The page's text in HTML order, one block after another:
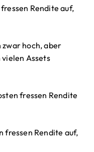
Rendite auf,
hoch, aber
Assets
fressen Rendite
fressen Rendite auf,